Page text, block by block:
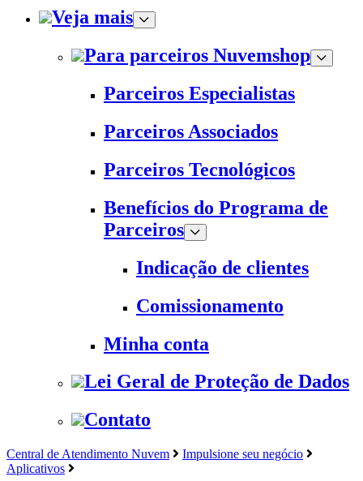
Veja mais
Para parceiros Nuvemshop
Parceiros Especialistas
Parceiros Associados
Parceiros Tecnológicos
Benefícios do Programa de
Parceiros
Indicação de clientes
Comissionamento
Minha conta
Lei Geral de Proteção de Dados
Contato
Central de Atendimento Nuvem
Impulsione seu negócio
Aplicativos